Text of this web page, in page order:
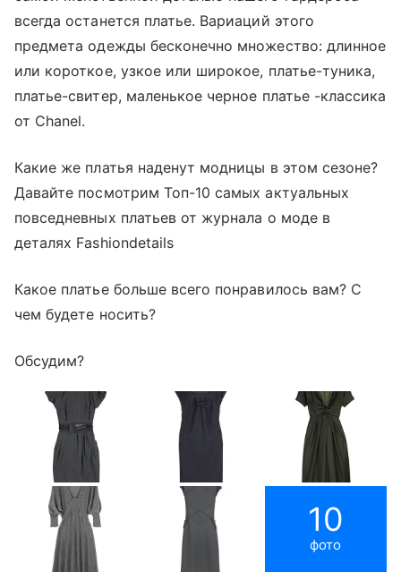
всегда останется платье. Вариаций этого
предмета одежды бесконечно множество: длинное
или короткое, узкое или широкое, платье-туника,
платье-свитер, маленькое черное платье -классика
от Chanel.
Какие же платья наденут модницы в этом сезоне?
Давайте посмотрим Топ-10 самых актуальных
повседневных платьев от журнала о моде в
деталях Fashiondetails
Какое платье больше всего понравилось вам? С
чем будете носить?
Обсудим?
10
фото